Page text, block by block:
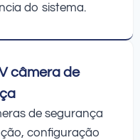
do sistema.
câmera de
de segurança
configuração